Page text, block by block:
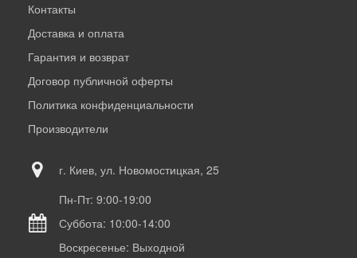
Контакты
Доставка и оплата
Гарантия и возврат
Договор публичной оферты
Политика конфиденциальности
Производители
г. Киев, ул. Новомостицкая, 25
Пн-Пт: 9:00-19:00
Суббота: 10:00-14:00
Воскресенье: Выходной